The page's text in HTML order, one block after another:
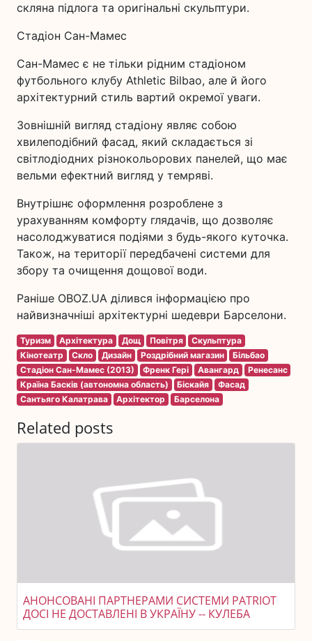
скляна підлога та оригінальні скульптури.
Стадіон Сан-Мамес
Сан-Мамес є не тільки рідним стадіоном
футбольного клубу Athletic Bilbao, але й його
архітектурний стиль вартий окремої уваги.
Зовнішній вигляд стадіону являє собою
хвилеподібний фасад, який складається зі
світлодіодних різнокольорових панелей, що має
вельми ефектний вигляд у темряві.
Внутрішнє оформлення розроблене з
урахуванням комфорту глядачів, що дозволяє
насолоджуватися подіями з будь-якого куточка.
Також, на території передбачені системи для
збору та очищення дощової води.
Раніше OBOZ.UA ділився інформацією про
найвизначніші архітектурні шедеври Барселони.
Туризм Архітектура Дощ Повітря
Скульптура
Кінотеатр
Скло Дизайн Роздрібний магазин
Більбао
Стадіон Сан-Мамес (2013)
Френк Гері Авангард
Ренесанс
Країна Басків (автономна область)
Біскайя
Фасад
Сантьяго Калатрава
Архітектор Барселона
Related posts
АНОНСОВАНІ ПАРТНЕРАМИ СИСТЕМИ PATRIOT
ДОСІ НЕ ДОСТАВЛЕНІ В УКРАЇНУ -- КУЛЕБА